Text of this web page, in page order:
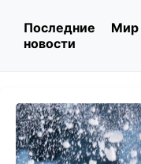
Последние
новости
Мир